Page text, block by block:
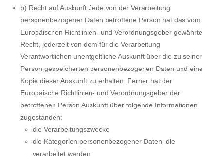
b) Recht auf Auskunft Jede von der Verarbeitung
personenbezogener Daten betroffene Person hat das vom
Europäischen Richtlinien- und Verordnungsgeber gewährte
Recht, jederzeit von dem für die Verarbeitung
Verantwortlichen unentgeltliche Auskunft über die zu seiner
Person gespeicherten personenbezogenen Daten und eine
Kopie dieser Auskunft zu erhalten. Ferner hat der
Europäische Richtlinien- und Verordnungsgeber der
betroffenen Person Auskunft über folgende Informationen
zugestanden:
die Verarbeitungszwecke
die Kategorien personenbezogener Daten, die
verarbeitet werden